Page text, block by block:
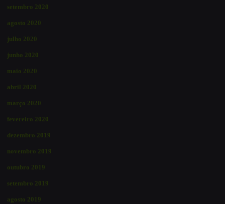
setembro 2020
agosto 2020
julho 2020
junho 2020
maio 2020
abril 2020
março 2020
fevereiro 2020
dezembro 2019
novembro 2019
outubro 2019
setembro 2019
agosto 2019